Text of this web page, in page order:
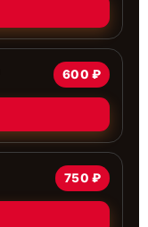
600 ₽
750 ₽